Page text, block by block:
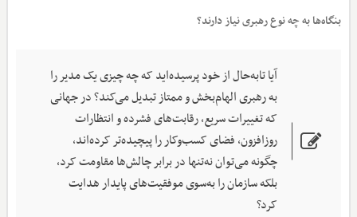
بنگاه‌ها به چه نوع رهبری نیاز دارند؟
آیا تابه‌حال از خود پرسیده‌اید که چه چیزی یک مدیر را
به رهبری الهام‌بخش و ممتاز تبدیل می‌کند؟ در جهانی
که تغییرات سریع، رقابت‌های فشرده و انتظارات
روزافزون، فضای کسب‌وکار را پیچیده‌تر کرده‌اند،
چگونه می‌توان نه‌تنها در برابر چالش‌ها مقاومت کرد،
بلکه سازمان را به‌سوی موفقیت‌های پایدار هدایت
کرد؟